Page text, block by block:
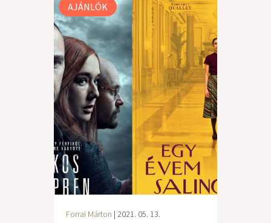
AJÁNLÓK
Forrai Márton | 2021. 05. 13.